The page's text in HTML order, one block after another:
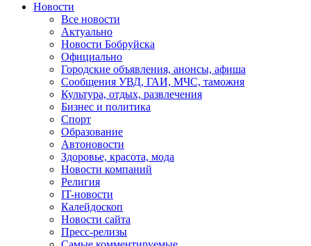
Новости
Все новости
Актуально
Новости Бобруйска
Официально
Городские объявления, анонсы, афиша
Сообщения УВД, ГАИ, МЧС, таможня
Культура, отдых, развлечения
Бизнес и политика
Спорт
Образование
Автоновости
Здоровье, красота, мода
Новости компаний
Религия
IT-новости
Калейдоскоп
Новости сайта
Пресс-релизы